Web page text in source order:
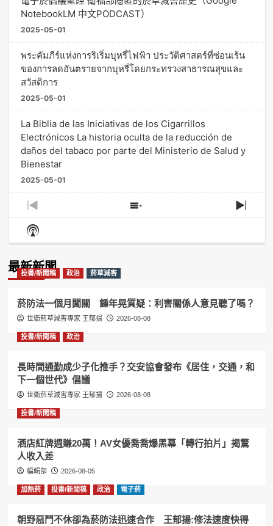
NotebookLM 中文PODCAST）
2025-05-01
พระคัมภีร์แห่งการริเริ่มบุหรี่ไฟฟ้า ประวัติศาสตร์ที่ซ่อนเร้น
ของการลดอันตรายจากบุหรี่โดยกระทรวงสาธารณสุขและ
สวัสดิการ
2025-05-01
La Biblia de las Iniciativas de los Cigarrillos
Electrónicos La historia oculta de la reducción de
daños del tabaco por parte del Ministerio de Salud y
Bienestar
2025-05-01
Previous
Episode
Show
Episodes
Next
Show
Podcast
最新新聞
投書/新聞稿 政治 菸草減害
菸防法一個月闖關 鍾年晃質疑：利害關係人意見聽了嗎？
世衛菸草減害專家 王郁揚 2026-08-08
投書/新聞稿 政治
長時間通勤成少子化推手？交安協會發布《居住，交通，和
下一個世代》倡議
世衛菸草減害專家 王郁揚 2026-08-08
投書/新聞稿
酒店紅牌週賺20萬！AV女優喬喬爆黑幕「轉行拍片」揭驚
人收入差
編輯部 2026-08-05
加熱菸 投書/新聞稿 政治 電子菸
朝野惡鬥不休卻為菸防法迅速合作 王郁揚:修法速度快得